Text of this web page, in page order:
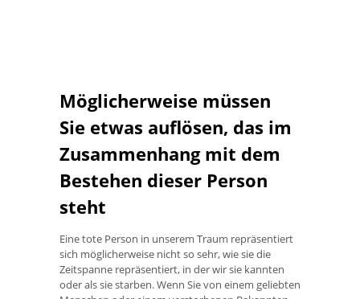
Möglicherweise müssen
Sie etwas auflösen, das im
Zusammenhang mit dem
Bestehen dieser Person
steht
Eine tote Person in unserem Traum repräsentiert
sich möglicherweise nicht so sehr, wie sie die
Zeitspanne repräsentiert, in der wir sie kannten
oder als sie starben. Wenn Sie von einem geliebten